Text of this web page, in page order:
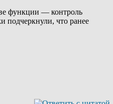
функции — контроль
подчеркнули, что ранее